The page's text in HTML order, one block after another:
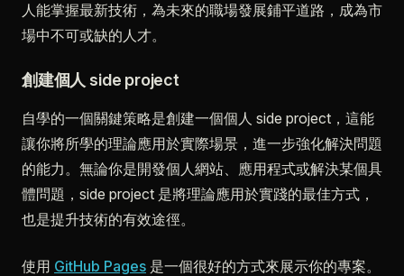
人能掌握最新技術，為未來的職場發展鋪平道路，成為市
場中不可或缺的人才。
創建個人 side project
自學的一個關鍵策略是創建一個個人 side project，這能
讓你將所學的理論應用於實際場景，進一步強化解決問題
的能力。無論你是開發個人網站、應用程式或解決某個具
體問題，side project 是將理論應用於實踐的最佳方式，
也是提升技術的有效途徑。
使用 GitHub Pages 是一個很好的方式來展示你的專案。